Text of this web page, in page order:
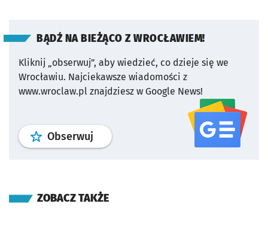
BĄDŹ NA BIEŻĄCO Z WROCŁAWIEM!
Kliknij „obserwuj”, aby wiedzieć, co dzieje się we
Wrocławiu. Najciekawsze wiadomości z
www.wroclaw.pl znajdziesz w Google News!
Obserwuj profil serwisu
ZOBACZ TAKŻE